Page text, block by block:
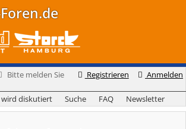
Registrieren Anmelden
Bitte melden Sie
diskutiert Suche FAQ Newsletter